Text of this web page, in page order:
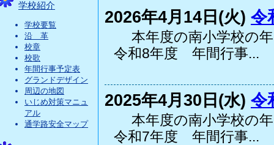
学校紹介
学校要覧
沿 革
校章
校歌
年間行事予定表
グランドデザイン
周辺の地図
いじめ対策マニュ
アル
通学路安全マップ
2026年4月14日(火) 令
本年度の南小学校の
令和8年度 年間行事...
2025年4月30日(水) 令
本年度の南小学校の
令和7年度 年間行事...